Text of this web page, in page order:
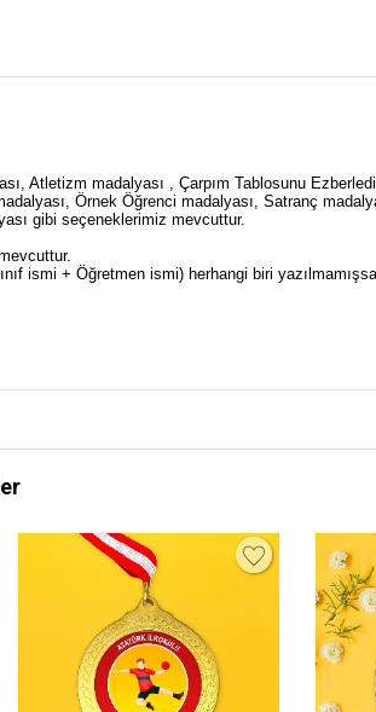
Atletizm madalyası , Çarpım Tablosunu
Örnek Öğrenci madalyası, Satranç
gibi seçeneklerimiz mevcuttur.
ismi + Öğretmen ismi) herhangi biri yazılmamışsa